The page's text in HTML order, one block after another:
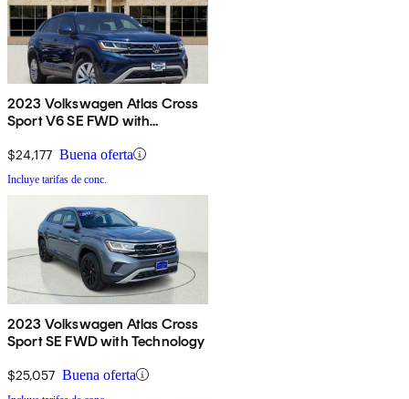
2023 Volkswagen Atlas Cross
Sport V6 SE FWD with
$24,177 Buena oferta
Incluye tarifas de conc.
2023 Volkswagen Atlas Cross
Sport SE FWD with Technology
$25,057 Buena oferta